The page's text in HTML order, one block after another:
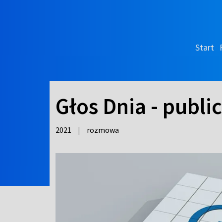
Start
Głos Dnia -
2021 | rozmowa